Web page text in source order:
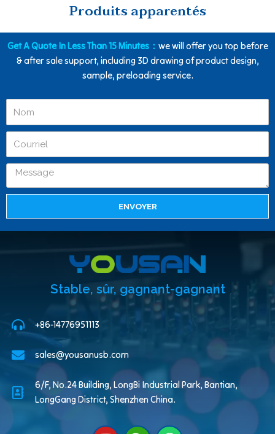
Produits apparentés
Get A Quote In Less Than 15 Minutes： we will offer you top before
& after sale support, including 3D drawing of product design,
sample, preloading service.
ENVOYER
Stable, sûr, gagnant-gagnant
+86-14776951113
sales@yousanusb.com
6/F, No.24 Building, LongBi Industrial Park, Bantian,
LongGang District, Shenzhen China.